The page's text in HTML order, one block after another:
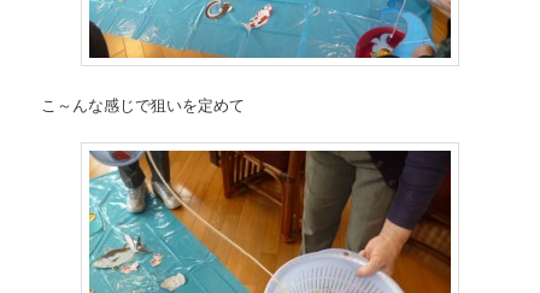
こ～んな感じで狙いを定めて